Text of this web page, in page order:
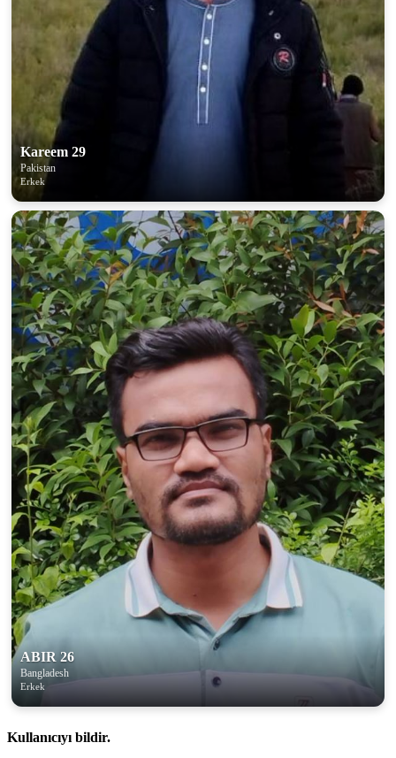
Kareem 29
Pakistan
Erkek
ABIR 26
Bangladesh
Erkek
Kullanıcıyı bildir.